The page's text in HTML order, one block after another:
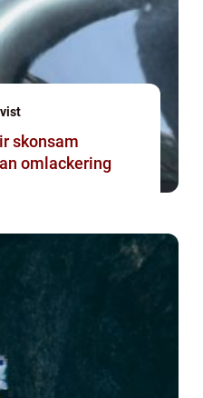
omlackering